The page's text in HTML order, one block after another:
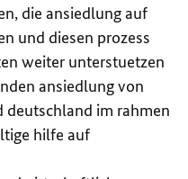
die ansiedlung auf
und diesen prozess
weiter unterstuetzen
ansiedlung von
deutschland im rahmen
hilfe auf